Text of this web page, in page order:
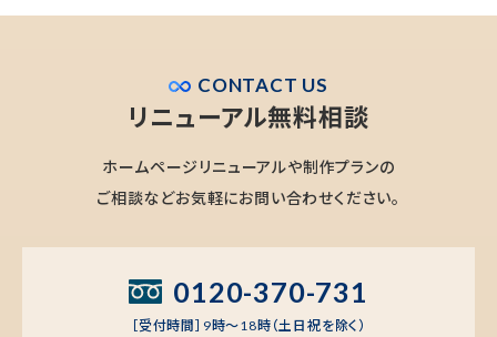
CONTACT US
リニューアル無料相談
ホームページリニューアルや制作プランの
ご相談などお気軽にお問い合わせください。
0120-370-731
［受付時間］9時～18時（土日祝を除く）